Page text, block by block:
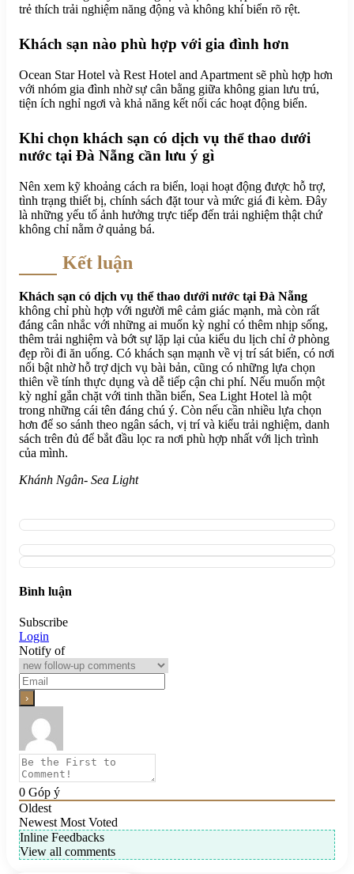
trẻ thích trải nghiệm năng động và không khí biển rõ rệt.
Khách sạn nào phù hợp với gia đình hơn
Ocean Star Hotel và Rest Hotel and Apartment sẽ phù hợp hơn
với nhóm gia đình nhờ sự cân bằng giữa không gian lưu trú,
tiện ích nghỉ ngơi và khả năng kết nối các hoạt động biển.
Khi chọn khách sạn có dịch vụ thể thao dưới
nước tại Đà Nẵng cần lưu ý gì
Nên xem kỹ khoảng cách ra biển, loại hoạt động được hỗ trợ,
tình trạng thiết bị, chính sách đặt tour và mức giá đi kèm. Đây
là những yếu tố ảnh hưởng trực tiếp đến trải nghiệm thật chứ
không chỉ nằm ở quảng bá.
Kết luận
Khách sạn có dịch vụ thể thao dưới nước tại Đà Nẵng
không chỉ phù hợp với người mê cảm giác mạnh, mà còn rất
đáng cân nhắc với những ai muốn kỳ nghỉ có thêm nhịp sống,
thêm trải nghiệm và bớt sự lặp lại của kiểu du lịch chỉ ở phòng
đẹp rồi đi ăn uống. Có khách sạn mạnh về vị trí sát biển, có nơi
nổi bật nhờ hỗ trợ dịch vụ bài bản, cũng có những lựa chọn
thiên về tính thực dụng và dễ tiếp cận chi phí. Nếu muốn một
kỳ nghỉ gắn chặt với tinh thần biển, Sea Light Hotel là một
trong những cái tên đáng chú ý. Còn nếu cần nhiều lựa chọn
hơn để so sánh theo ngân sách, vị trí và kiểu trải nghiệm, danh
sách trên đủ để bắt đầu lọc ra nơi phù hợp nhất với lịch trình
của mình.
Khánh Ngân- Sea Light
Bình luận
Subscribe
Login
Notify of
0 Góp ý
Oldest
Newest Most Voted
Inline Feedbacks
View all comments